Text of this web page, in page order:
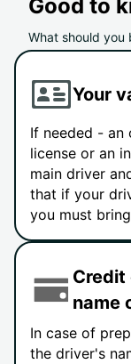
Good to
What should you
Your
If needed -
license or an
main driver
that if your
you must
Credit
name
In case of
the driver's